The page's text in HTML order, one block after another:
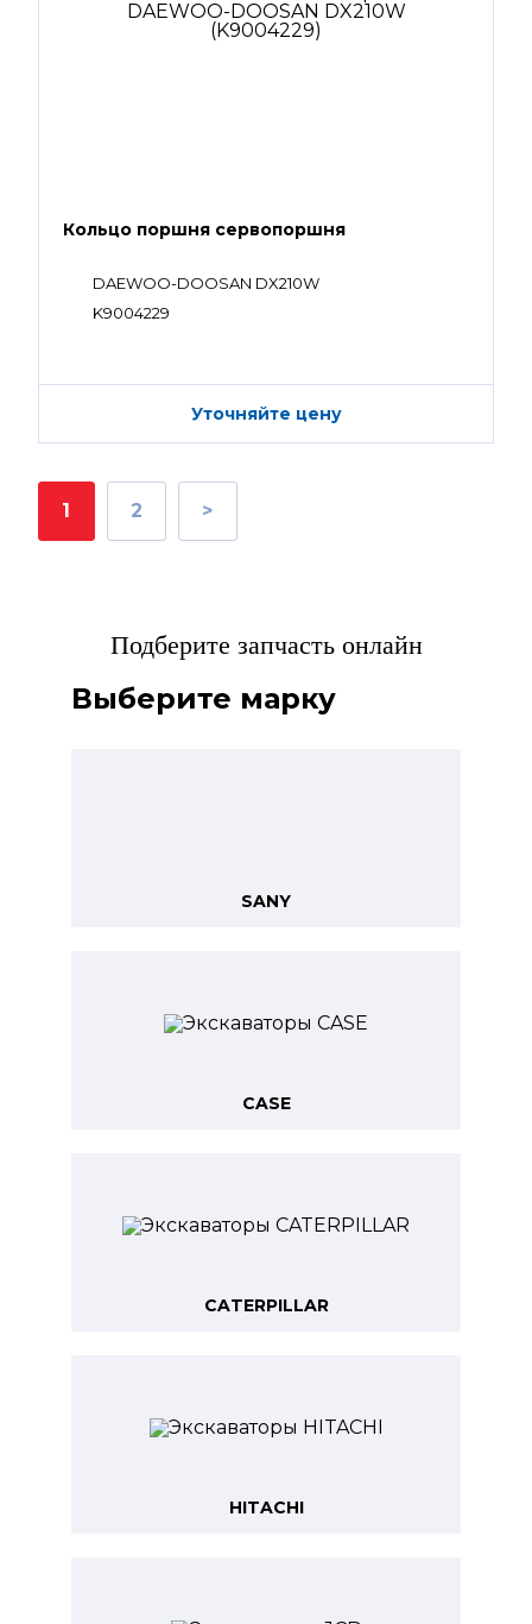
Кольцо поршня сервопоршня
DAEWOO-DOOSAN DX210W
K9004229
Уточняйте цену
1 2 >
Подберите запчасть онлайн
Выберите марку
SANY
CASE
CATERPILLAR
HITACHI